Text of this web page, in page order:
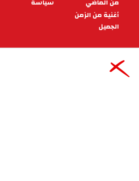
11:14 - 2025/11/28
ثقافة و فنّ